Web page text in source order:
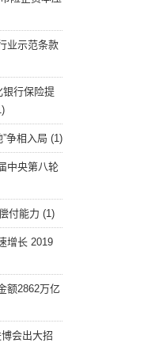
业示范条款
银行保险提
争相入局 (1)
中央第八轮
付能力 (1)
增长 2019
额2862万亿
会出大招